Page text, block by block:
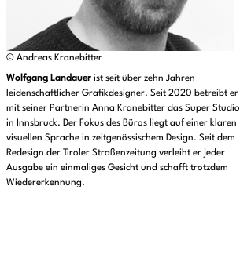
© Andreas Kranebitter
Wolfgang Landauer ist seit über zehn Jahren
leidenschaftlicher Grafikdesigner. Seit 2020 betreibt er
mit seiner Partnerin Anna Kranebitter das Super Studio
in Innsbruck. Der Fokus des Büros liegt auf einer klaren
visuellen Sprache in zeitgenössischem Design. Seit dem
Redesign der Tiroler Straßenzeitung verleiht er jeder
Ausgabe ein einmaliges Gesicht und schafft trotzdem
Wiedererkennung.